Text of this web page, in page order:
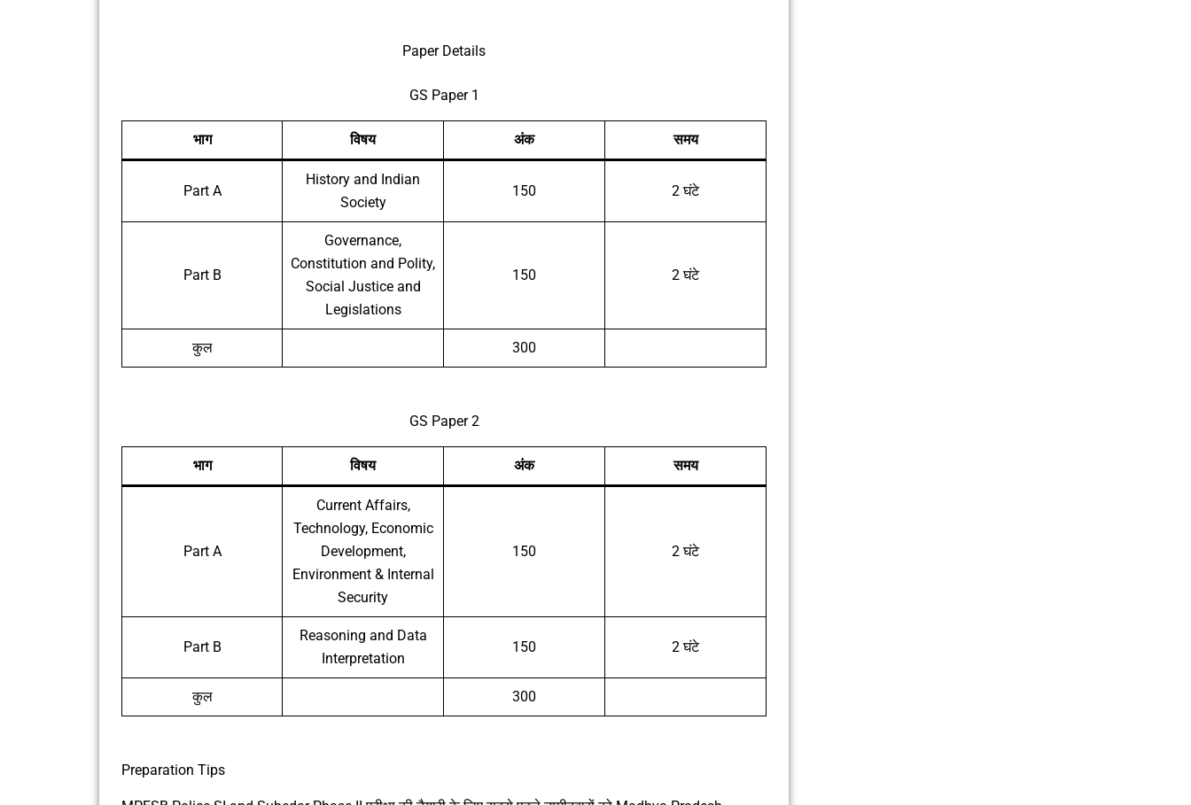
Paper Details
GS Paper 1
भाग विषय अंक समय
Part A
History and Indian
Society
150 2 घंटे
Part B
Governance,
Constitution and Polity,
Social Justice and
Legislations
150 2 घंटे
कुल 300
GS Paper 2
भाग विषय अंक समय
Part A
Current Affairs,
Technology, Economic
Development,
Environment & Internal
Security
150 2 घंटे
Part B
Reasoning and Data
Interpretation
150 2 घंटे
कुल 300
Preparation Tips